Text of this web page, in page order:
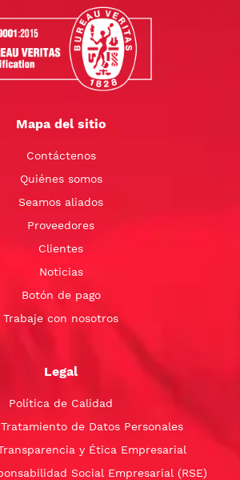
Mapa del sitio
Contáctenos
Quiénes somos
Seamos aliados
Proveedores
Clientes
Noticias
Botón de pago
Trabaje con nosotros
Legal
Política de Calidad
de Datos Personales
y Ética Empresarial
Social Empresarial (RSE)